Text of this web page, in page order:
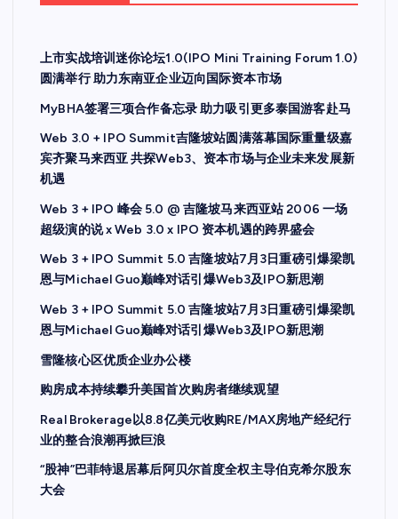
上市实战培训迷你论坛1.0(IPO Mini Training Forum 1.0)
圆满举行 助力东南亚企业迈向国际资本市场
MyBHA签署三项合作备忘录 助力吸引更多泰国游客赴马
Web 3.0 + IPO Summit吉隆坡站圆满落幕国际重量级嘉
宾齐聚马来西亚 共探Web3、资本市场与企业未来发展新
机遇
Web 3 + IPO 峰会 5.0 @ 吉隆坡马来西亚站 2006 一场
超级演的说 x Web 3.0 x IPO 资本机遇的跨界盛会
Web 3 + IPO Summit 5.0 吉隆坡站7月3日重磅引爆梁凯
恩与Michael Guo巅峰对话引爆Web3及IPO新思潮
Web 3 + IPO Summit 5.0 吉隆坡站7月3日重磅引爆梁凯
恩与Michael Guo巅峰对话引爆Web3及IPO新思潮
雪隆核心区优质企业办公楼
购房成本持续攀升美国首次购房者继续观望
Real Brokerage以8.8亿美元收购RE/MAX房地产经纪行
业的整合浪潮再掀巨浪
“股神”巴菲特退居幕后阿贝尔首度全权主导伯克希尔股东
大会